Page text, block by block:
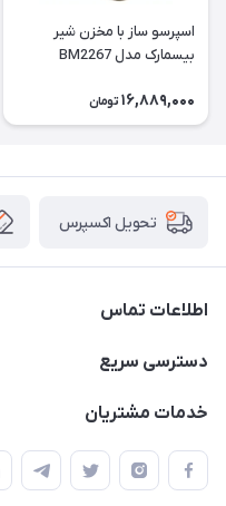
اسپرسو ساز با مخزن شیر
بیسمارک مدل BM2267
16,889,000 تومان
تحویل اکسپرس
اطلاعات تماس
۰۲۱۰۰۰۰۰۰۰۰
دسترسی سریع
حساب کاربری
لیست محصولات
خدمات مشتریان
قوانین و مقررات
حریم خصوصی